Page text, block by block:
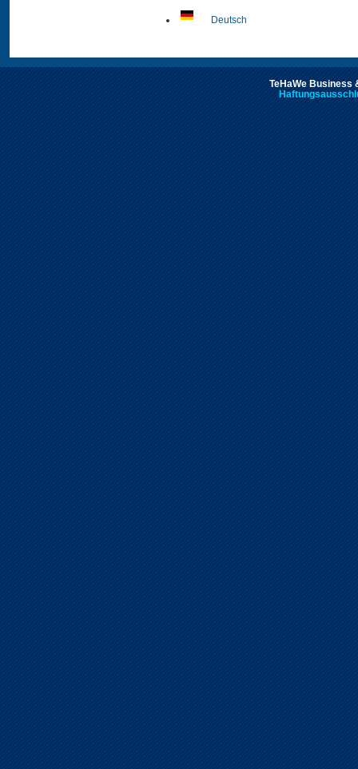
Deutsch
TeHaWe Business